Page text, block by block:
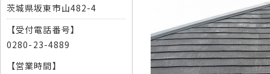
茨城県坂東市山482-4
【受付電話番号】
0280-23-4889
【営業時間】